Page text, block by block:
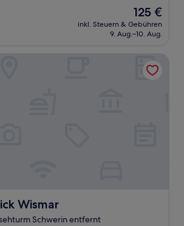
Der
Preis
beträgt
125 €
inkl. Steuern & Gebühren
9. Aug.–10. Aug.
Wismar
Schwerin entfernt